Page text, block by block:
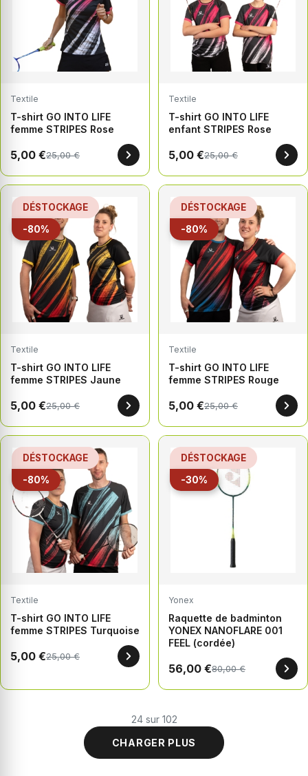
Textile
T-shirt GO INTO LIFE
femme STRIPES Rose
5,00 €25,00 €
Textile
T-shirt GO INTO LIFE
enfant STRIPES Rose
5,00 €25,00 €
DÉSTOCKAGE
-80%
Textile
T-shirt GO INTO LIFE
femme STRIPES Jaune
5,00 €25,00 €
DÉSTOCKAGE
-80%
Textile
T-shirt GO INTO LIFE
femme STRIPES Rouge
5,00 €25,00 €
DÉSTOCKAGE
-80%
Textile
T-shirt GO INTO LIFE
femme STRIPES Turquoise
5,00 €25,00 €
DÉSTOCKAGE
-30%
Yonex
Raquette de badminton
YONEX NANOFLARE 001
FEEL (cordée)
56,00 €80,00 €
24 sur 102
CHARGER PLUS